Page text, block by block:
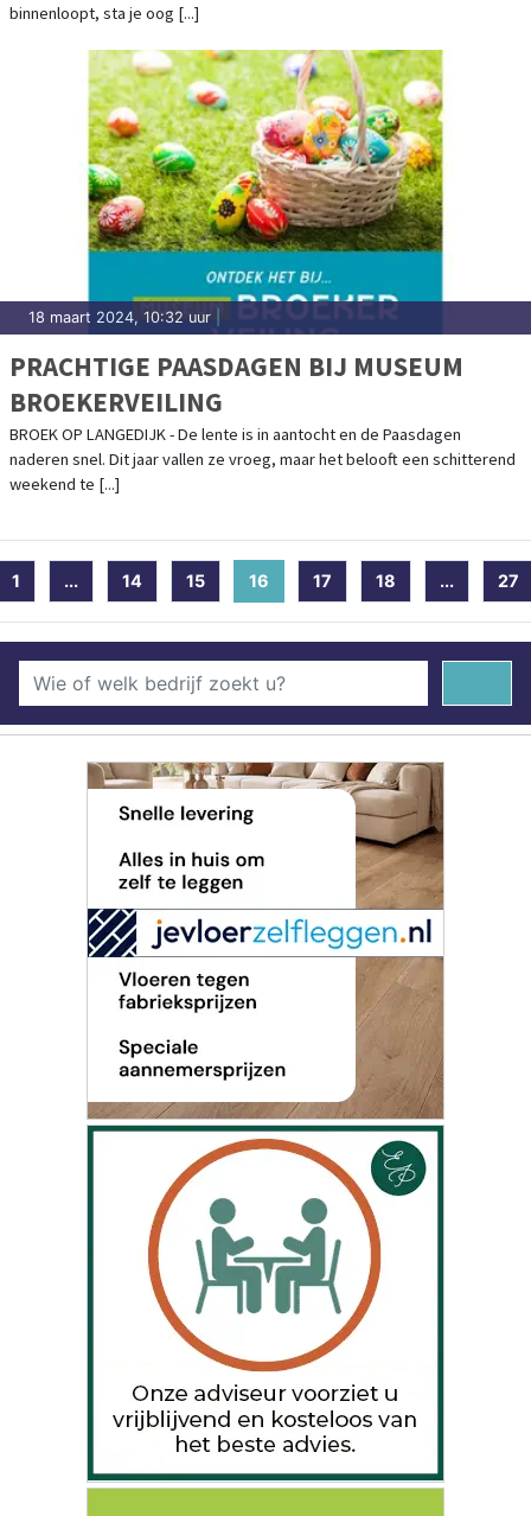
binnenloopt, sta je oog [...]
18 maart 2024, 10:32 uur
PRACHTIGE PAASDAGEN BIJ MUSEUM
BROEKERVEILING
BROEK OP LANGEDIJK - De lente is in aantocht en de Paasdagen
naderen snel. Dit jaar vallen ze vroeg, maar het belooft een schitterend
weekend te [...]
1 ... 14 15 16 (current)
17 18 ... 27